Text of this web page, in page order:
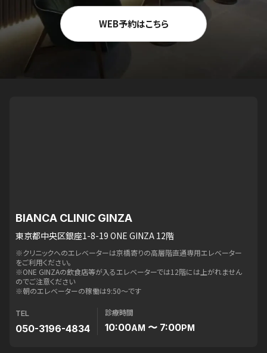
WEB予約はこちら
BIANCA CLINIC GINZA
東京都中央区銀座1-8-19 ONE GINZA 12階
※クリニックへのエレベーターは京橋寄りの高層階直通専用エレベーター
をご利用ください。
※ONE GINZAの飲食店等が入るエレベーターでは12階には上がれません
のでご注意ください
※朝のエレベーターの稼働は9:50〜です
TEL
050-3196-4834
診療時間
10:00AM 〜 7:00PM